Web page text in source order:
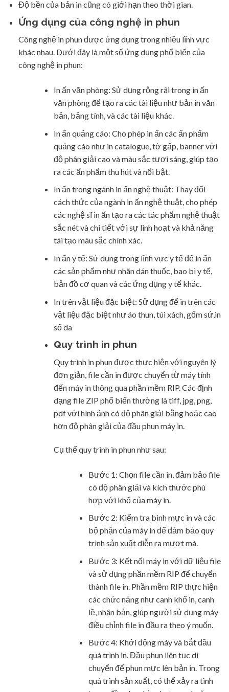
Độ bền của bản in cũng có giới hạn theo thời gian.
Ứng dụng của công nghệ in phun
Công nghệ in phun được ứng dụng trong nhiều lĩnh vực
khác nhau. Dưới đây là một số ứng dụng phổ biến của
công nghệ in phun:
In ấn văn phòng: Sử dụng rộng rãi trong in ấn
văn phòng để tạo ra các tài liệu như bản in văn
bản, bảng tính, và các tài liệu khác.
In ấn quảng cáo: Cho phép in ấn các ấn phẩm
quảng cáo như in catalogue, tờ gấp, banner với
độ phân giải cao và màu sắc tươi sáng, giúp tạo
ra các ấn phẩm thu hút và nổi bật.
In ấn trong ngành in ấn nghệ thuật: Thay đổi
cách thức của ngành in ấn nghệ thuật, cho phép
các nghệ sĩ in ấn tạo ra các tác phẩm nghệ thuật
sắc nét và chi tiết với sự linh hoạt và khả năng
tái tạo màu sắc chính xác.
In ấn y tế: Sử dụng trong lĩnh vực y tế để in ấn
các sản phẩm như nhãn dán thuốc, bao bì y tế,
bản đồ cơ quan và các ứng dụng y tế khác.
In trên vật liệu đặc biệt: Sử dụng để in trên các
vật liệu đặc biệt như áo thun, túi xách, gốm sứ,in
sổ da
Quy trình in phun
Quy trình in phun được thực hiện với nguyên lý
đơn giản, file cần in được chuyển từ máy tính
đến máy in thông qua phần mềm RIP. Các định
dạng file ZIP phổ biến thường là tiff, jpg, png,
pdf với hình ảnh có độ phân giải bằng hoặc cao
hơn độ phân giải của đầu phun máy in.
Cụ thể quy trình in phun như sau:
Bước 1: Chọn file cần in, đảm bảo file
có độ phân giải và kích thước phù
hợp với khổ của máy in.
Bước 2: Kiểm tra bình mực in và các
bộ phận của máy in để đảm bảo quy
trình sản xuất diễn ra mượt mà.
Bước 3: Kết nối máy in với dữ liệu file
và sử dụng phần mềm RIP để chuyển
thành file in. Phần mềm RIP thực hiện
các chức năng như canh khổ in, canh
lề, nhân bản, giúp người sử dụng máy
điều chỉnh file in đầu ra theo ý muốn.
Bước 4: Khởi động máy và bắt đầu
quá trình in. Đầu phun liên tục di
chuyển để phun mực lên bản in. Trong
quá trình sản xuất, có thể xảy ra tình